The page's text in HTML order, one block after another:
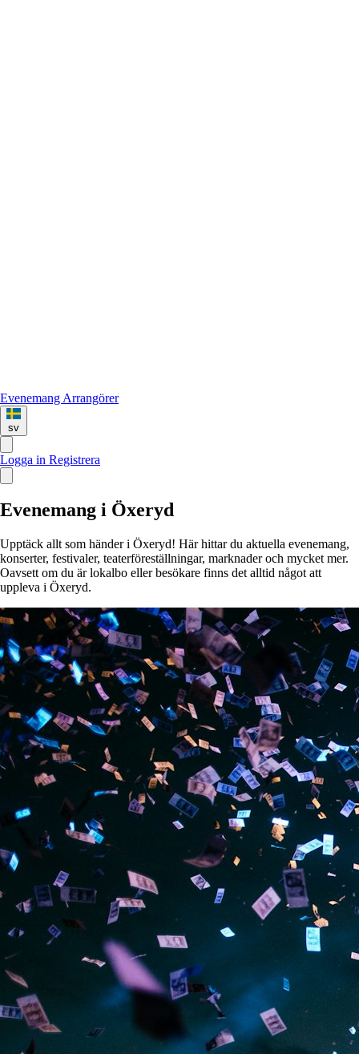
Evenemang Arrangörer
sv
Logga in Registrera
Evenemang i Öxeryd
Upptäck allt som händer i Öxeryd! Här hittar du aktuella evenemang,
konserter, festivaler, teaterföreställningar, marknader och mycket mer.
Oavsett om du är lokalbo eller besökare finns det alltid något att
uppleva i Öxeryd.